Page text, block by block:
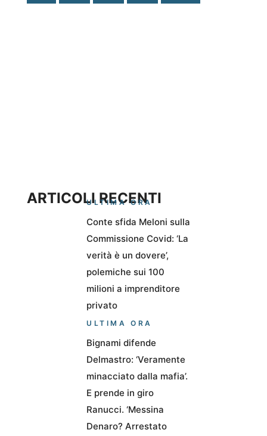
ARTICOLI RECENTI
ULTIMA ORA
Conte sfida Meloni sulla
Commissione Covid: ‘La
verità è un dovere’,
polemiche sui 100
milioni a imprenditore
privato
ULTIMA ORA
Bignami difende
Delmastro: ‘Veramente
minacciato dalla mafia’.
E prende in giro
Ranucci. ‘Messina
Denaro? Arrestato